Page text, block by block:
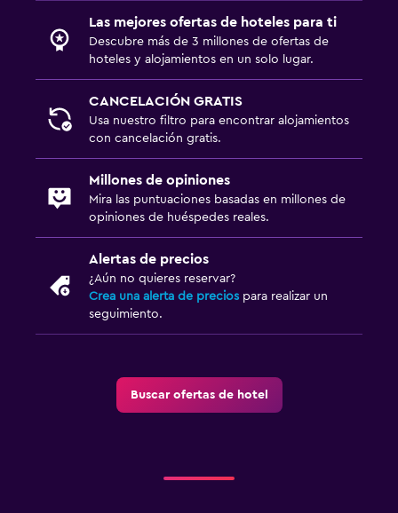
Las mejores ofertas de hoteles para ti
Descubre más de 3 millones de ofertas de
hoteles y alojamientos en un solo lugar.
CANCELACIÓN GRATIS
Usa nuestro filtro para encontrar alojamientos
con cancelación gratis.
Millones de opiniones
Mira las puntuaciones basadas en millones de
opiniones de huéspedes reales.
Alertas de precios
¿Aún no quieres reservar?
Crea una alerta de precios para realizar un
seguimiento.
Buscar ofertas de hotel